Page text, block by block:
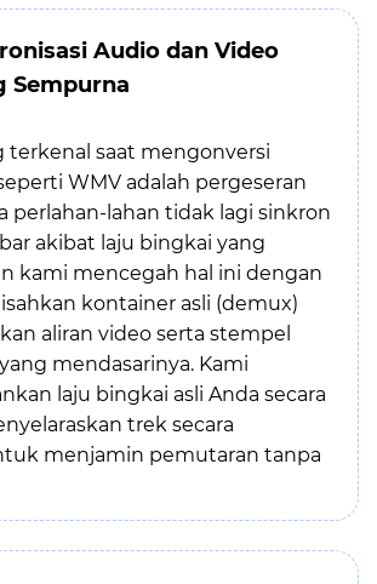
Audio dan Video
Sempurna
terkenal saat mengonversi
WMV adalah pergeseran
perlahan-lahan tidak lagi sinkron
akibat laju bingkai yang
kami mencegah hal ini dengan
kontainer asli (demux)
aliran video serta stempel
mendasarinya. Kami
laju bingkai asli Anda secara
trek secara
menjamin pemutaran tanpa